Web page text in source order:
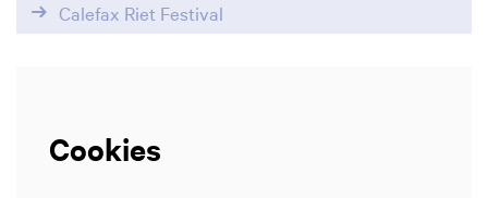
Calefax Riet Festival
Cookies